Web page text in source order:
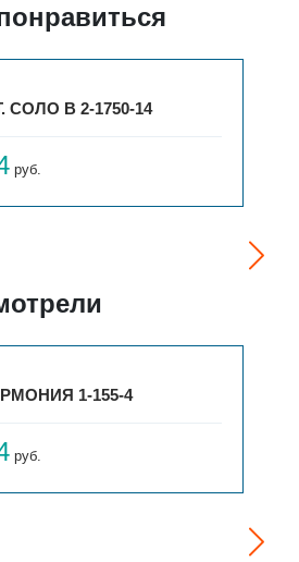
СОЛО В 2-1750-14
руб.
1-155-4
руб.